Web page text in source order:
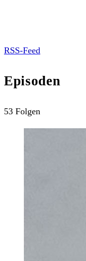
RSS-Feed
Episoden
53 Folgen